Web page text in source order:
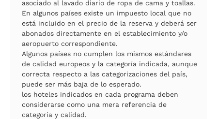
asociado al lavado diario de ropa de cama y toallas.
En algunos países existe un impuesto local que no
está incluido en el precio de la reserva y deberá ser
abonados directamente en el establecimiento y/o
aeropuerto correspondiente.
Algunos países no cumplen los mismos estándares
de calidad europeos y la categoría indicada, aunque
correcta respecto a las categorizaciones del país,
puede ser más baja de lo esperado.
los hoteles indicados en cada programa deben
considerarse como una mera referencia de
categoría y calidad.